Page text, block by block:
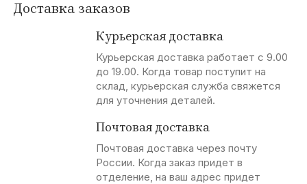
Доставка заказов
Курьерская доставка
Курьерская доставка работает с 9.00
до 19.00. Когда товар поступит на
склад, курьерская служба свяжется
для уточнения деталей.
Почтовая доставка
Почтовая доставка через почту
России. Когда заказ придет в
отделение, на ваш адрес придет